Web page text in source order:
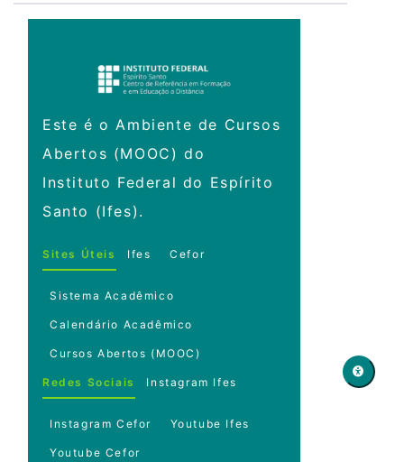
Este é o Ambiente de Cursos
Abertos (MOOC) do
Instituto Federal do Espírito
Santo (Ifes).
Sites Úteis Ifes Cefor
Sistema Acadêmico
Calendário Acadêmico
Cursos Abertos (MOOC)
Redes Sociais Instagram Ifes
Instagram Cefor Youtube Ifes
Youtube Cefor